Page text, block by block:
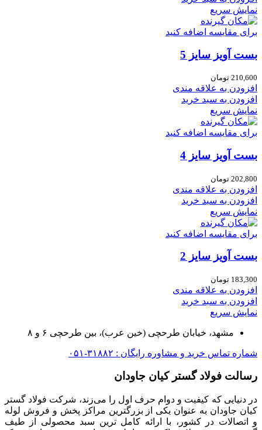
نمایش سریع
برای مقایسه اضافه کنید
بست آویز سایز 5
210,600 تومان
افزودن به علاقه مندی
افزودن به سبد خرید
نمایش سریع
برای مقایسه اضافه کنید
بست آویز سایز 4
202,800 تومان
افزودن به علاقه مندی
افزودن به سبد خرید
نمایش سریع
برای مقایسه اضافه کنید
بست آویز سایز 2
183,300 تومان
افزودن به علاقه مندی
افزودن به سبد خرید
نمایش سریع
مشهد، خیابان طرحچی (خین عرب)، بین طرحچی ۶ و ۸
شماره تماس خرید و مشاوره رایگان : ۳۱۸۸۲-۰۵۱
رسالت فولاد گستر کیان جاودان
در دنیایی که کیفیت و دوام حرف اول را می‌زند، شرکت فولاد گستر
کیان جاودان به عنوان یکی از بزرگترین مراکز پخش و فروش لوله
و اتصالات در کشور، با ارائه کامل ترین سبد محصولی از طیف